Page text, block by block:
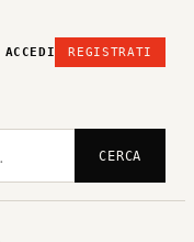
ACCEDI REGISTRATI
CERCA